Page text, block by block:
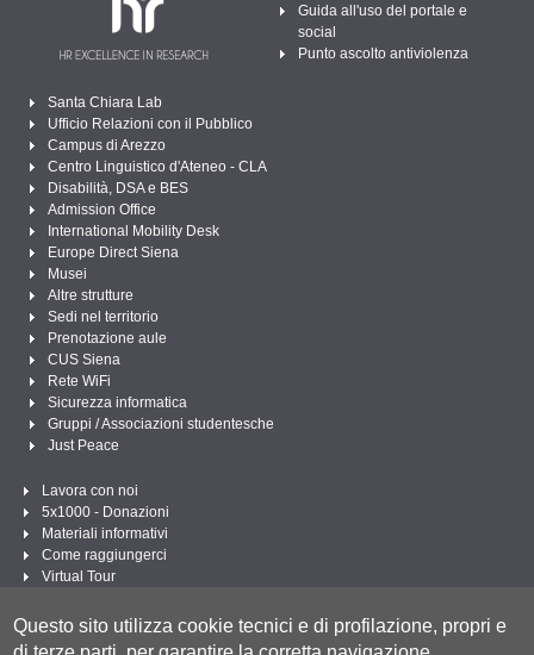
Guida all'uso del portale e
social
Punto ascolto antiviolenza
Santa Chiara Lab
Ufficio Relazioni con il Pubblico
Campus di Arezzo
Centro Linguistico d'Ateneo - CLA
Disabilità, DSA e BES
Admission Office
International Mobility Desk
Europe Direct Siena
Musei
Altre strutture
Sedi nel territorio
Prenotazione aule
CUS Siena
Rete WiFi
Sicurezza informatica
Gruppi / Associazioni studentesche
Just Peace
Lavora con noi
5x1000 - Donazioni
Materiali informativi
Come raggiungerci
Virtual Tour
Segui UNISI
Questo sito utilizza cookie tecnici e di profilazione, propri e